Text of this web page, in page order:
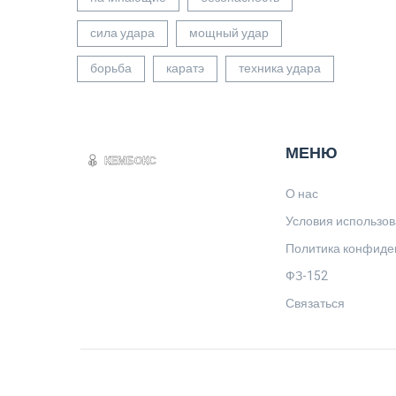
сила удара
мощный удар
борьба
каратэ техника удара
МЕНЮ
О нас
Условия
Политика
ФЗ-152
Связаться